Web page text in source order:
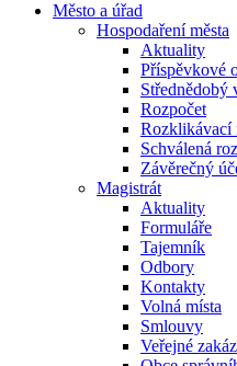
Město a úřad
Hospodaření města
Aktuality
Příspěvkové
Střednědobý
Rozpočet
Rozklikávací
Schválená
Závěrečný
Magistrát
Aktuality
Formuláře
Tajemník
Odbory
Kontakty
Volná místa
Smlouvy
Veřejné